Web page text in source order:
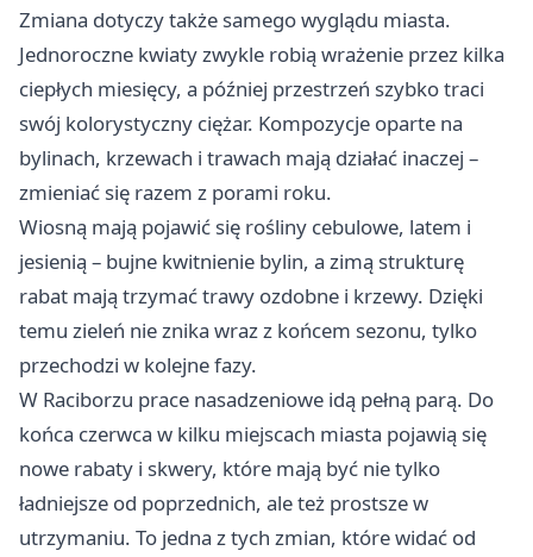
Zmiana dotyczy także samego wyglądu miasta.
Jednoroczne kwiaty zwykle robią wrażenie przez kilka
ciepłych miesięcy, a później przestrzeń szybko traci
swój kolorystyczny ciężar. Kompozycje oparte na
bylinach, krzewach i trawach mają działać inaczej –
zmieniać się razem z porami roku.
Wiosną mają pojawić się rośliny cebulowe, latem i
jesienią – bujne kwitnienie bylin, a zimą strukturę
rabat mają trzymać trawy ozdobne i krzewy. Dzięki
temu zieleń nie znika wraz z końcem sezonu, tylko
przechodzi w kolejne fazy.
W Raciborzu prace nasadzeniowe idą pełną parą. Do
końca czerwca w kilku miejscach miasta pojawią się
nowe rabaty i skwery, które mają być nie tylko
ładniejsze od poprzednich, ale też prostsze w
utrzymaniu. To jedna z tych zmian, które widać od